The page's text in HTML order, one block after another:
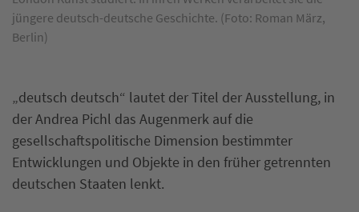
jüngere deutsch-deutsche Geschichte. (Foto: Roman März,
Berlin)
„deutsch deutsch“ lautet der Titel der Ausstellung, in
der Andrea Pichl das Augenmerk auf die
gesellschaftspolitische Dimension bestimmter
Entwicklungen und Objekte in den früher getrennten
deutschen Staaten lenkt.